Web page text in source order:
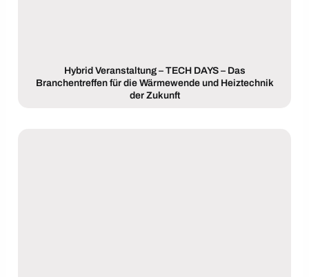
Hybrid Veranstaltung – TECH DAYS – Das
Branchentreffen für die Wärmewende und Heiztechnik
der Zukunft